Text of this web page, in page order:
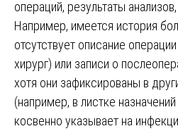
операций, результаты
Например, имеется история
отсутствует описание
хирург) или записи о
хотя они зафиксированы в
(например, в листке
косвенно указывает на